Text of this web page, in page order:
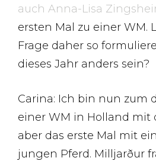
auch Anna-Lisa
ersten Mal zu einer WM.
Frage daher so
dieses Jahr anders sein?
Carina: Ich bin nun zum
einer WM in Holland mit
aber das erste Mal mit
jungen Pferd. Milljarður